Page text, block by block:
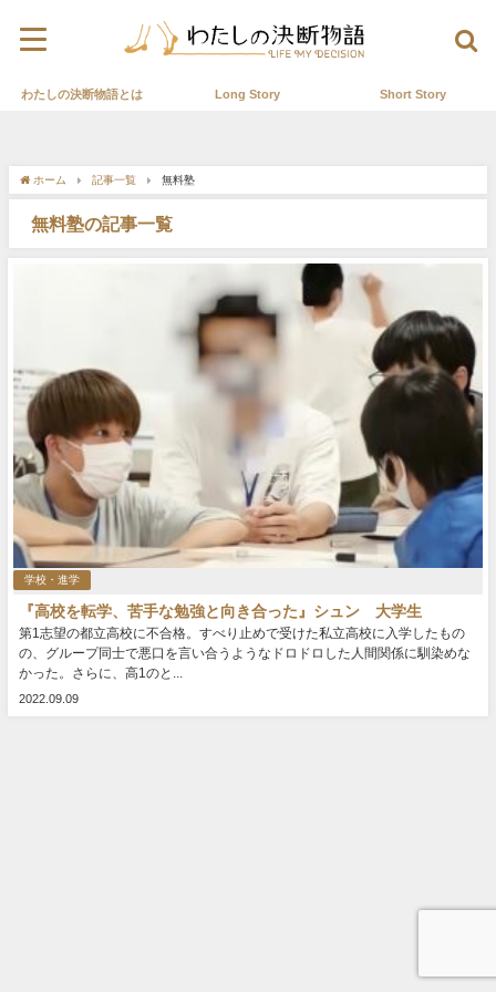
わたしの決断物語とは Long Story Short Story
ホーム 記事一覧 無料塾
無料塾の記事一覧
学校・進学
『高校を転学、苦手な勉強と向き合った』シュン 大学生
第1志望の都立高校に不合格。すべり止めで受けた私立高校に入学したもの
の、グループ同士で悪口を言い合うようなドロドロした人間関係に馴染めな
かった。さらに、高1のと...
2022.09.09